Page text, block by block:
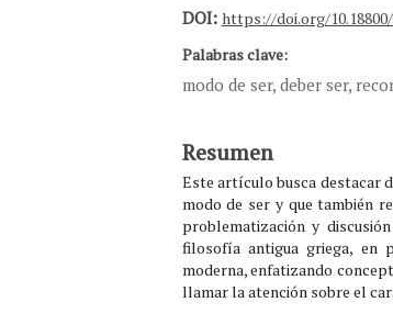
DOI: https://doi.org/
Palabras clave:
modo de ser, deber ser,
Resumen
Este artículo busca destacar
modo de ser y que también
problematización y
filosofía antigua griega, en
moderna, enfatizando
llamar la atención sobre el